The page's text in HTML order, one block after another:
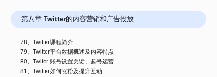
第八章 Twitter的内容营销和广告投放
78、Twitter课程简介
79、Twitter平台数据概述及内容特点
80、Twiter 账号设置关键、起号运营
81、Twitter如何涨粉及提升互动